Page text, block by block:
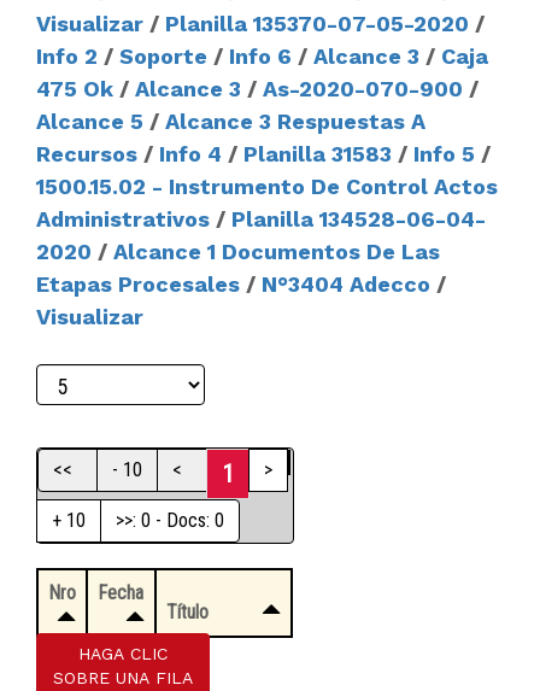
Visualizar / Planilla 135370-07-05-2020 /
Info 2 / Soporte / Info 6 / Alcance 3 / Caja
475 Ok / Alcance 3 / As-2020-070-900 /
Alcance 5 / Alcance 3 Respuestas A
Recursos / Info 4 / Planilla 31583 / Info 5 /
1500.15.02 - Instrumento De Control Actos
Administrativos / Planilla 134528-06-04-
2020 / Alcance 1 Documentos De Las
Etapas Procesales / N°3404 Adecco /
Visualizar
<< - 10 < 1 >
+ 10 >>: 0 - Docs: 0
Nro
Fecha
Título
HAGA CLIC
SOBRE UNA FILA